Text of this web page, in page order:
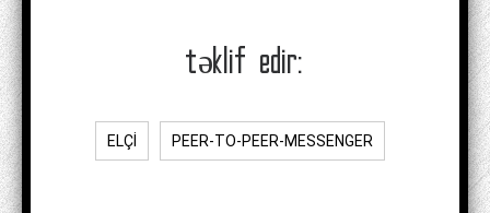
təklif edir:
ELÇI PEER-TO-PEER-MESSENGER